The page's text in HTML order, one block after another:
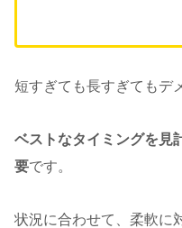
短すぎても長すぎてもデ
ベストなタイミングを見
要です。
状況に合わせて、柔軟に